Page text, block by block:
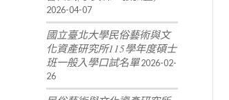
2026-04-07
國立臺北大學民俗藝術與文
化資產研究所115學年度碩士
班一般入學口試名單2026-02-
26